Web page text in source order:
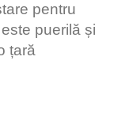
pentru
puerilă și
țară